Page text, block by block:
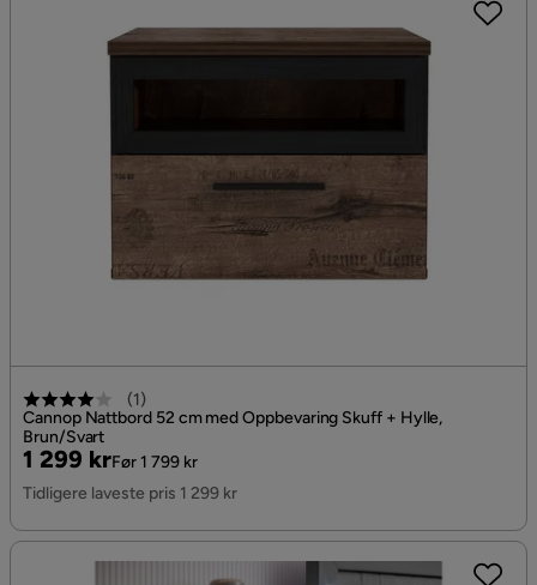
(1)
Cannop Nattbord 52 cm med Oppbevaring Skuff + Hylle,
Brun/Svart
Pris
1 299 kr
Original
Pris
Før 1 799 kr
Tidligere laveste pris 1 299 kr